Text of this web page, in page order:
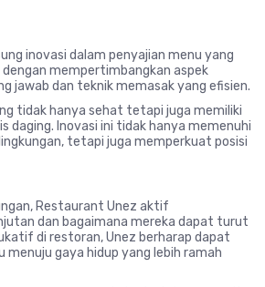
inovasi dalam penyajian menu yang
mempertimbangkan aspek
jawab dan teknik memasak yang efisien.
tidak hanya sehat tetapi juga memiliki
daging. Inovasi ini tidak hanya memenuhi
tetapi juga memperkuat posisi
Restaurant Unez aktif
dan bagaimana mereka dapat turut
di restoran, Unez berharap dapat
gaya hidup yang lebih ramah